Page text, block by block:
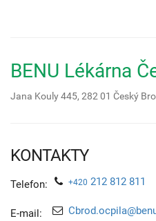
BENU Lékárna
Jana Kouly 445, 282 01 Český
KONTAKTY
Telefon: +420 212 812 811
E-mail: